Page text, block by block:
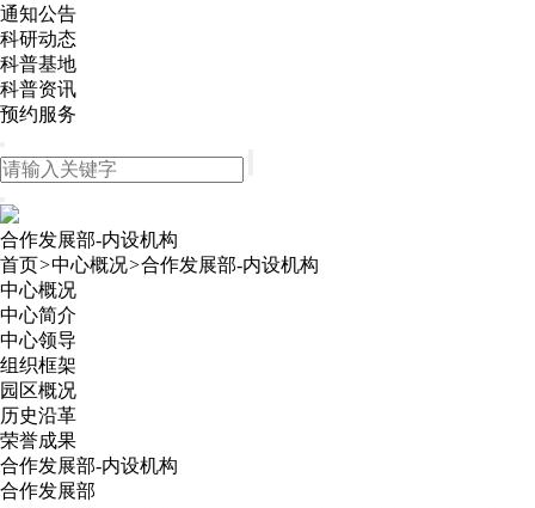
通知公告
科研动态
科普基地
科普资讯
预约服务
合作发展部-内设机构
首页>中心概况>合作发展部-内设机构
中心概况
中心简介
中心领导
组织框架
园区概况
历史沿革
荣誉成果
合作发展部-内设机构
合作发展部